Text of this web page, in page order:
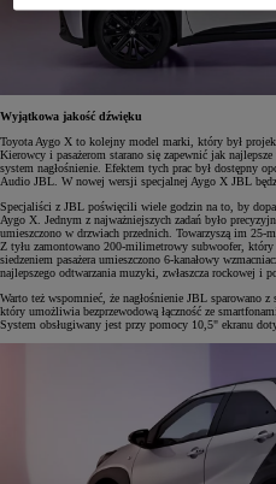
Wyjątkowa jakość dźwięku
Toyota Aygo X to kolejny model marki, który był
Kierowcy i pasażerom starano się zapewnić jak
system nagłośnienie. Efektem tych prac był dostępny
Audio JBL. W nowej wersji specjalnej Aygo X JBL
Specjaliści z JBL poświęcili wiele godzin na to, by
Aygo X. Jednym z najważniejszych zadań było
umieszczono w drzwiach przednich. Towarzyszą im 25-
Z tyłu zamontowano 200-milimetrowy subwoofer,
siedzeniem pasażera umieszczono 6-kanałowy
najlepszego odtwarzania muzyki, zwłaszcza rockowej i
Warto też wspomnieć, że nagłośnienie JBL
który umożliwia bezprzewodową łączność ze
System obsługiwany jest przy pomocy 10,5" ekranu